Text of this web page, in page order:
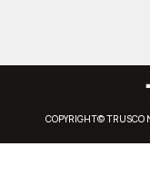
COPYRIGHT© TRUSCO